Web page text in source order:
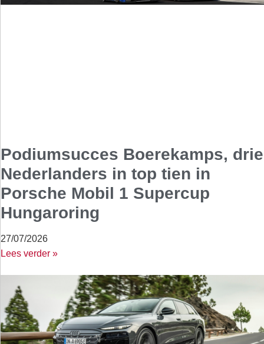
Podiumsucces Boerekamps, drie
Nederlanders in top tien in
Porsche Mobil 1 Supercup
Hungaroring
27/07/2026
Lees verder »